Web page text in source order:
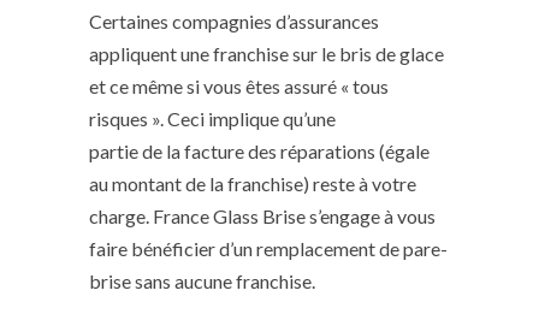
Certaines compagnies d’assurances
appliquent une franchise sur le bris de glace
et ce même si vous êtes assuré « tous
risques ». Ceci implique qu’une
partie de la facture des réparations (égale
au montant de la franchise) reste à votre
charge. France Glass Brise s’engage à vous
faire bénéficier d’un remplacement de pare-
brise sans aucune franchise.